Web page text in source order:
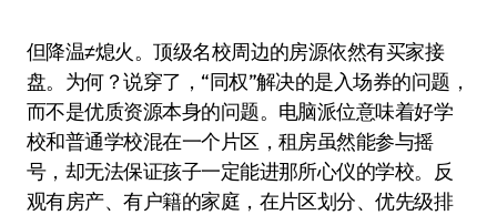
但降温≠熄火。顶级名校周边的房源依然有买家接
盘。为何？说穿了，“同权”解决的是入场券的问题，
而不是优质资源本身的问题。电脑派位意味着好学
校和普通学校混在一个片区，租房虽然能参与摇
号，却无法保证孩子一定能进那所心仪的学校。反
观有房产、有户籍的家庭，在片区划分、优先级排